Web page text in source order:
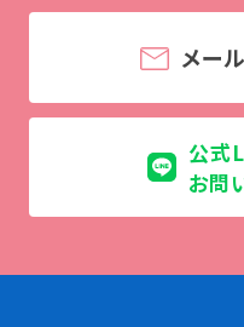
学費・奨学金
本校独自の学費サポート制度
住まいサポート
メー
公式
お問